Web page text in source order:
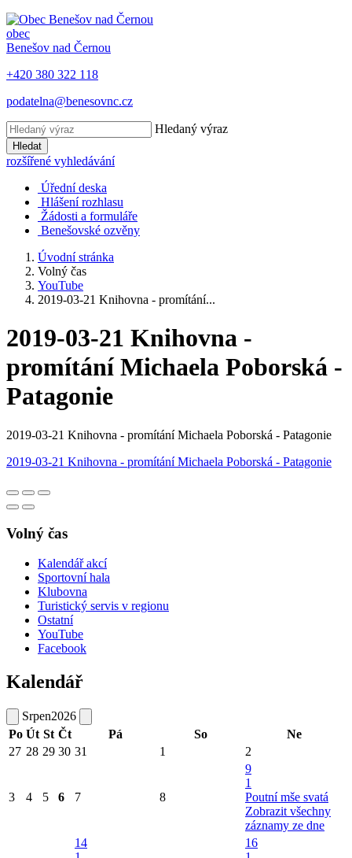
obec
Benešov nad Černou
+420 380 322 118
podatelna@benesovnc.cz
Hledaný výraz
Hledat
rozšířené vyhledávání
Úřední deska
Hlášení rozhlasu
Žádosti a formuláře
Benešovské ozvěny
Úvodní stránka
Volný čas
YouTube
2019-03-21 Knihovna - promítání...
2019-03-21 Knihovna -
promítání Michaela Poborská -
Patagonie
2019-03-21 Knihovna - promítání Michaela Poborská - Patagonie
2019-03-21 Knihovna - promítání Michaela Poborská - Patagonie
Volný čas
Kalendář akcí
Sportovní hala
Klubovna
Turistický servis v regionu
Ostatní
YouTube
Facebook
Kalendář
Srpen2026
Po Út St Čt Pá So
Ne
27 28 29 30 31 1 2
3 4 5 6 7 8
9
1
Poutní mše svatá
Zobrazit všechny
záznamy ze dne
14
16